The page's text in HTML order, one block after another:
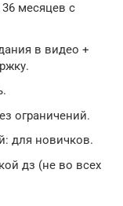
месяцев с
в видео +
ограничений.
для новичков.
дз (не во всех